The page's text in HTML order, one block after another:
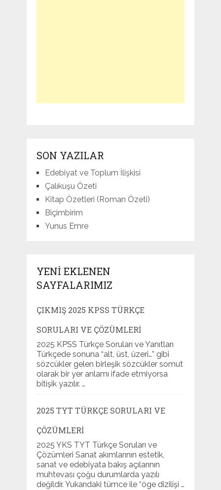
SON YAZILAR
Edebiyat ve Toplum İlişkisi
Çalıkuşu Özeti
Kitap Özetleri (Roman Özeti)
Biçimbirim
Yunus Emre
YENI EKLENEN
SAYFALARIMIZ
ÇIKMIŞ 2025 KPSS TÜRKÇE
SORULARI VE ÇÖZÜMLERI
2025 KPSS Türkçe Soruları ve Yanıtları
Türkçede sonuna “alt, üst, üzeri…” gibi
sözcükler gelen birleşik sözcükler somut
olarak bir yer anlamı ifade etmiyorsa
bitişik yazılır. …
2025 TYT TÜRKÇE SORULARI VE
ÇÖZÜMLERI
2025 YKS TYT Türkçe Soruları ve
Çözümleri Sanat akımlarının estetik,
sanat ve edebiyata bakış açılarının
muhtevası çoğu durumlarda yazılı
değildir. Yukarıdaki tümce ile “öge dizilişi …